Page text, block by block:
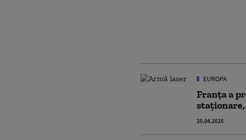
EUROPA
Franța a
25.04.2025